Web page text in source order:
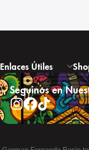
Enlaces Útiles
Seguinos en